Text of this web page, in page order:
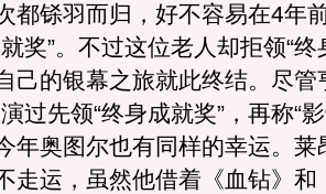
都铩羽而归，好不容易在4年
奖”。不过这位老人却拒领“终
己的银幕之旅就此终结。尽管
过先领“终身成就奖”，再称“
年奥图尔也有同样的幸运。莱
走运，虽然他借着《血钻》和